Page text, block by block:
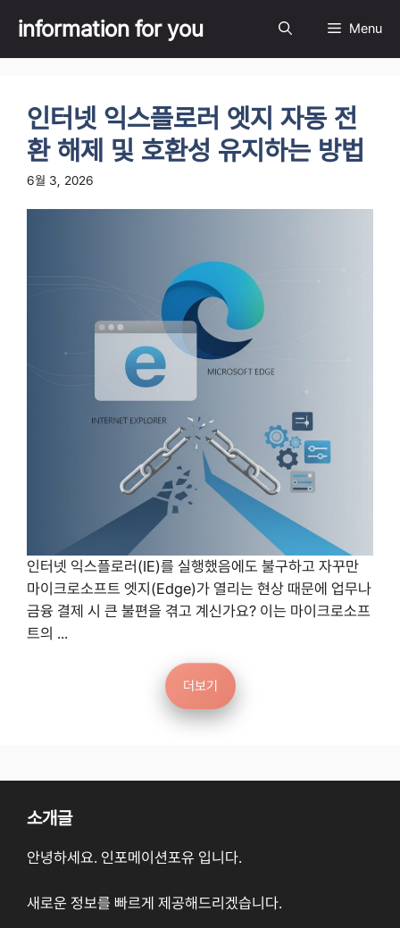
content
information for you Menu
인터넷 익스플로러 엣지 자동 전
환 해제 및 호환성 유지하는 방법
6월 3, 2026
인터넷 익스플로러(IE)를 실행했음에도 불구하고 자꾸만
마이크로소프트 엣지(Edge)가 열리는 현상 때문에 업무나
금융 결제 시 큰 불편을 겪고 계신가요? 이는 마이크로소프
트의 ...
더보기
소개글
안녕하세요. 인포메이션포유 입니다.
새로운 정보를 빠르게 제공해드리겠습니다.